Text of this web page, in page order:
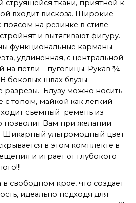
струящейся ткани, приятной к
входит вискоза. Широкие
на резинке в стиле
и вытягивают фигуру.
функциональные карманы.
удлиненная, с центральной
на петли – пуговицы. Рукав ¾
боковых швах блузы
разрезы. Блузу можно носить
с топом, майкой как легкий
съемный ремень из
позволит Вам при желании
Шикарный ультромодный цвет
в этом комплекте в
и играет от глубокого
свободном крое, что создает
идеально подходя для